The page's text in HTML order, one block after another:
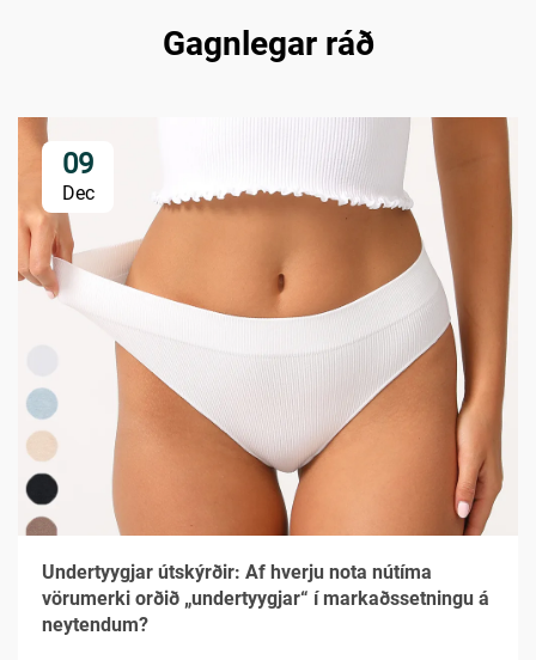
Gagnlegar ráð
09
Dec
Undertyygjar útskýrðir: Af hverju nota nútíma
vörumerki orðið „undertyygjar“ í markaðssetningu á
neytendum?